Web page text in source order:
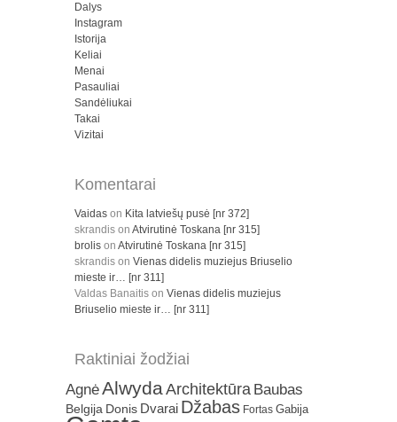
Dalys
Instagram
Istorija
Keliai
Menai
Pasauliai
Sandėliukai
Takai
Vizitai
Komentarai
Vaidas on Kita latviešų pusė [nr 372]
skrandis on Atvirutinė Toskana [nr 315]
brolis on Atvirutinė Toskana [nr 315]
skrandis on Vienas didelis muziejus Briuselio
mieste ir… [nr 311]
Valdas Banaitis on Vienas didelis muziejus
Briuselio mieste ir… [nr 311]
Raktiniai žodžiai
AgnėAlwydaArchitektūra Baubas
Belgija Donis Dvarai Džabas Fortas Gabija